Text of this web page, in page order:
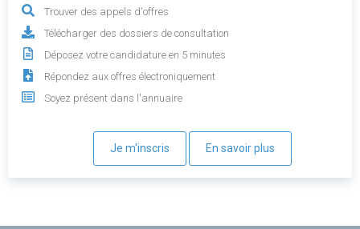
Trouver des appels d'offres
Télécharger des dossiers de consultation
Déposez votre candidature en 5 minutes
Répondez aux offres électroniquement
Soyez présent dans l'annuaire
Je m'inscris En savoir plus